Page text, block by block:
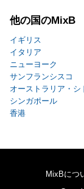
他の国のMixB
イギリス
イタリア
ニューヨーク
サンフランシスコ
オーストラリア・シ
シンガポール
香港
MixBにつ